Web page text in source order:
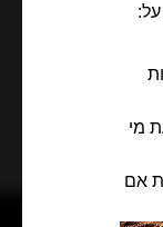
מי
אם